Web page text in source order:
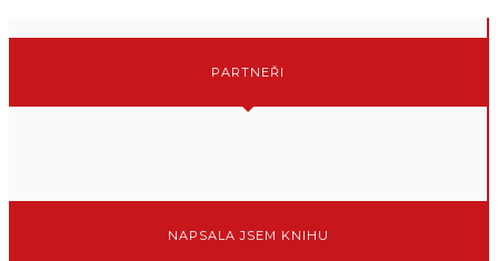
PARTNEŘI
NAPSALA JSEM KNIHU